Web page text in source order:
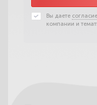
Вы даете
компании и